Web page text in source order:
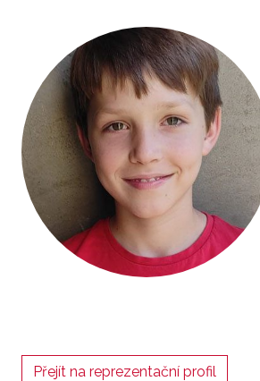
Přejít na reprezentační profil